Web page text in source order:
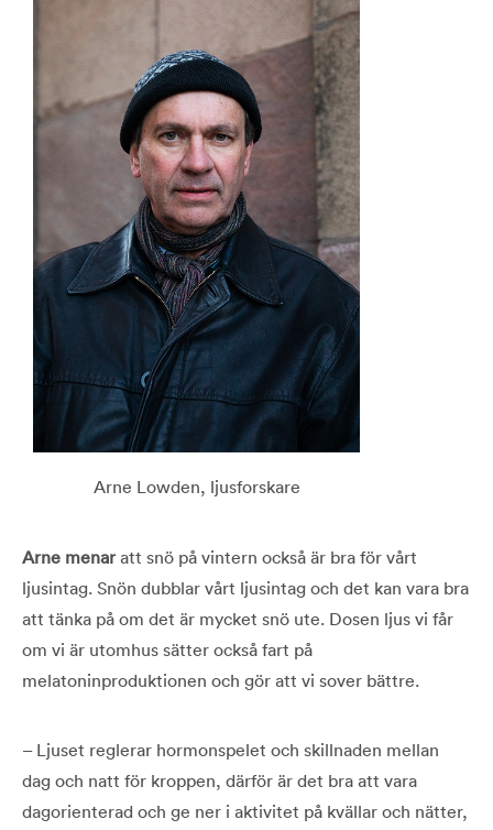
Arne Lowden, ljusforskare
Arne menaratt snö på vintern också är bra för vårt
ljusintag. Snön dubblar vårt ljusintag och det kan vara bra
att tänka på om det är mycket snö ute. Dosen ljus vi får
om vi är utomhus sätter också fart på
melatoninproduktionen och gör att vi sover bättre.
– Ljuset reglerar hormonspelet och skillnaden mellan
dag och natt för kroppen, därför är det bra att vara
dagorienterad och ge ner i aktivitet på kvällar och nätter,